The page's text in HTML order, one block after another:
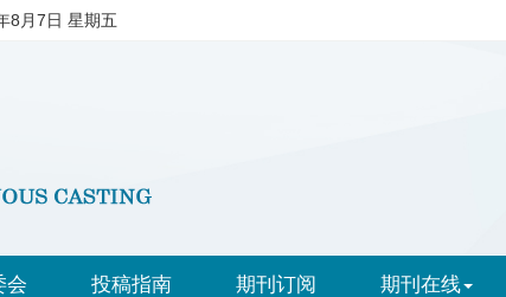
8月7日 星期五
会 投稿指南 期刊订阅 期刊在线